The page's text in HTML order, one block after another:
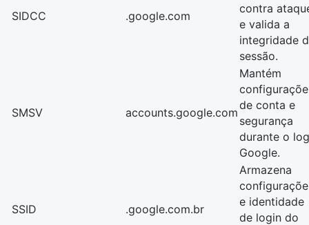
SIDCC .google.com
contra
e valida a
integridade
sessão.
SMSV accounts.google.com
Mantém
de conta e
segurança
durante o
Google.
SSID .google.com.br
Armazena
e identidade
de login do